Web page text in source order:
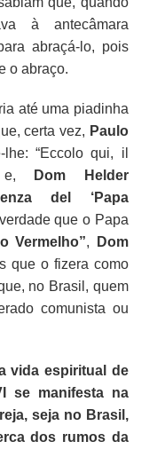
à antecâmara
abraçá-lo, pois
o abraço.
até uma piadinha
certa vez, Paulo
“Eccolo qui, il
e,
Dom Helder
del ‘Papa
que o Papa
Vermelho”,
Dom
que o fizera como
no Brasil, quem
comunista ou
vida espiritual de
se manifesta na
seja no Brasil,
dos rumos da